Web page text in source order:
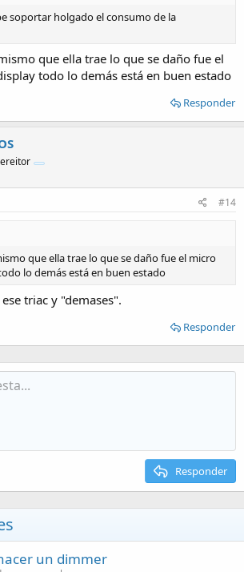
soportar holgado el consumo de la
que ella trae lo que se daño fue el
todo lo demás está en buen estado
Responder
#14
que ella trae lo que se daño fue el micro
lo demás está en buen estado
triac y "demases".
Responder
Responder
un dimmer